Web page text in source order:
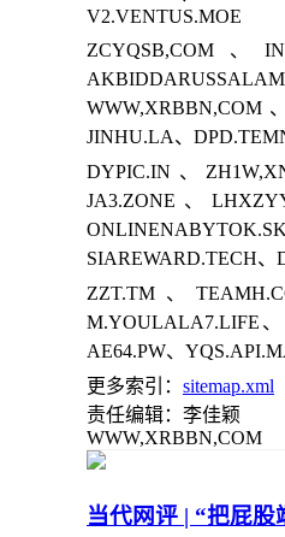
V2.VENTUS.MOE
ZCYQSB,COM、
JINHU.LA、
DYPIC.IN、
JA3.ZONE、
SIAREWARD.TECH、
ZZT.TM、
M.YOULALA7.LIFE、
AE64.PW、
更多索引： sitemap.xml
责任编辑：李佳颖
WWW,XRBBN,COM
当代网评 | “把屁